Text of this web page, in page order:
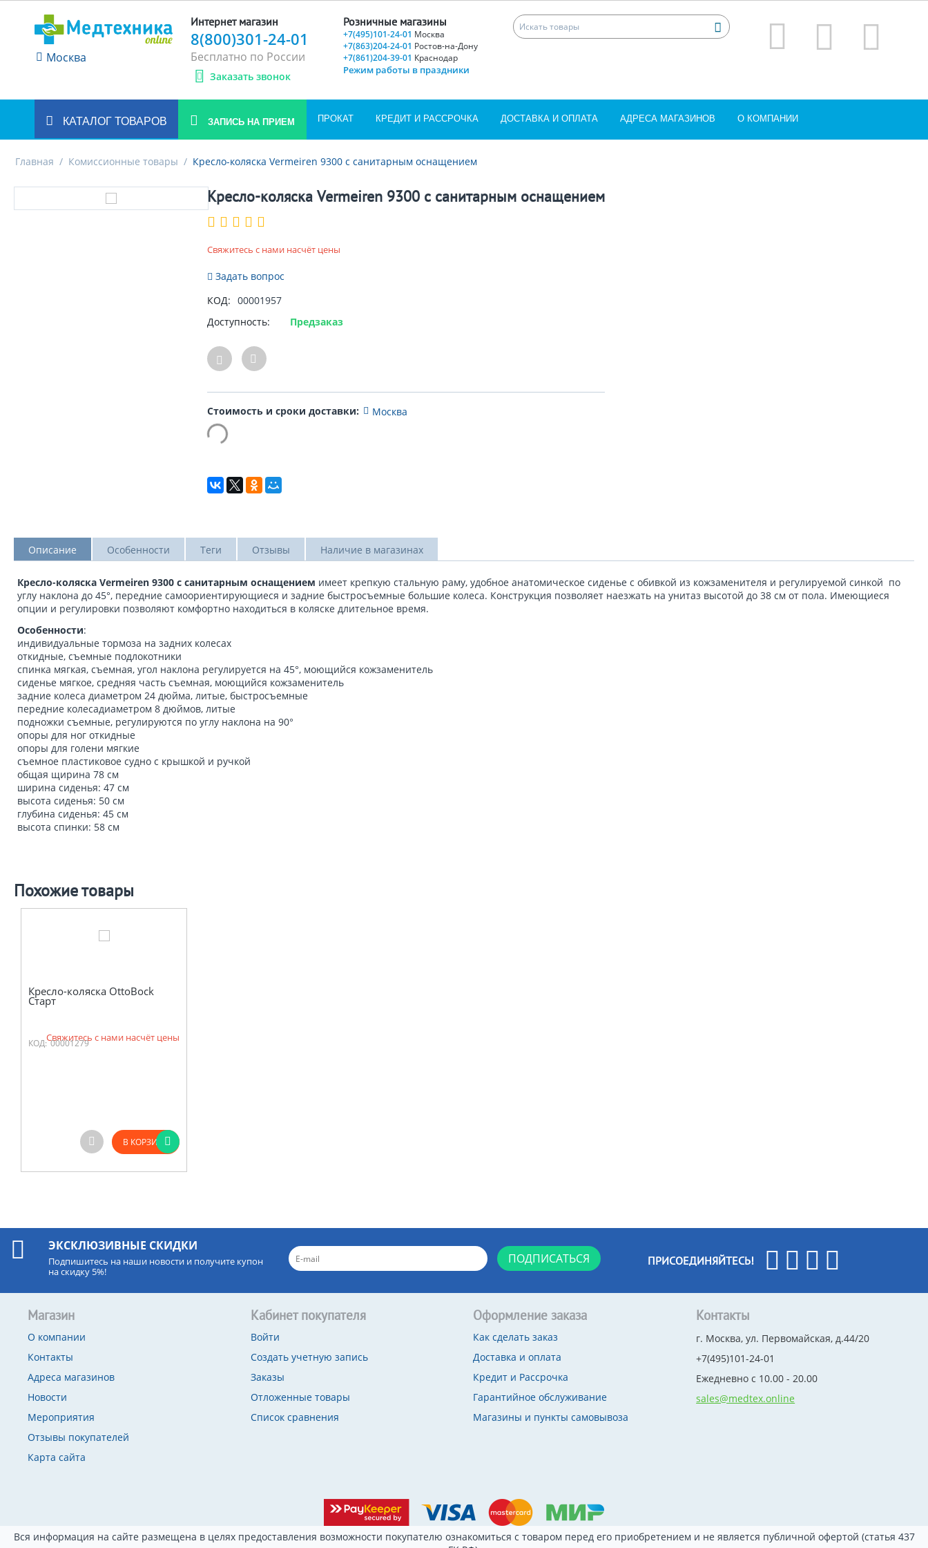
Москва
Интернет магазин
8(800)301-24-01
Бесплатно по России
Заказать звонок
Розничные магазины
+7(495)101-24-01 Москва
+7(863)204-24-01 Ростов-на-Дону
+7(861)204-39-01 Краснодар
Режим работы в праздники
КАТАЛОГ ТОВАРОВ ЗАПИСЬ НА ПРИЕМ ПРОКАТ КРЕДИТ И РАССРОЧКА ДОСТАВКА И ОПЛАТА АДРЕСА МАГАЗИНОВ О КОМПАНИИ
Главная / Комиссионные товары / Кресло-коляска Vermeiren 9300 с санитарным оснащением
Кресло-коляска Vermeiren 9300 с санитарным оснащением
Свяжитесь с нами насчёт цены
Задать вопрос
КОД: 00001957
Доступность:
Предзаказ
Стоимость и сроки доставки: Москва
Описание Особенности Теги Отзывы Наличие в магазинах
Кресло-коляска Vermeiren 9300 с санитарным оснащением имеет крепкую стальную раму, удобное анатомическое сиденье с обивкой из кожзаменителя и регулируемой синкой по
углу наклона до 45°, передние самоориентирующиеся и задние быстросъемные большие колеса. Конструкция позволяет наезжать на унитаз высотой до 38 см от пола. Имеющиеся
опции и регулировки позволяют комфортно находиться в коляске длительное время.
Особенности:
индивидуальные тормоза на задних колесах
откидные, съемные подлокотники
спинка мягкая, съемная, угол наклона регулируется на 45°, моющийся кожзаменитель
сиденье мягкое, средняя часть съемная, моющийся кожзаменитель
задние колеса диаметром 24 дюйма, литые, быстросъемные
передние колесадиаметром 8 дюймов, литые
подножки съемные, регулируются по углу наклона на 90°
опоры для ног откидные
опоры для голени мягкие
съемное пластиковое судно с крышкой и ручкой
общая щирина 78 см
ширина сиденья: 47 см
высота сиденья: 50 см
глубина сиденья: 45 см
высота спинки: 58 см
Похожие товары
Кресло-коляска OttoBock
Старт
КОД: 00001279
Свяжитесь с нами насчёт цены
В КОРЗИНУ
ЭКСКЛЮЗИВНЫЕ СКИДКИ
Подпишитесь на наши новости и получите купон
на скидку 5%!
ПОДПИСАТЬСЯ ПРИСОЕДИНЯЙТЕСЬ!
Магазин
О компании
Контакты
Адреса магазинов
Новости
Мероприятия
Отзывы покупателей
Карта сайта
Кабинет покупателя
Войти
Создать учетную запись
Заказы
Отложенные товары
Список сравнения
Оформление заказа
Как сделать заказ
Доставка и оплата
Кредит и Рассрочка
Гарантийное обслуживание
Магазины и пункты самовывоза
Контакты
г. Москва, ул. Первомайская, д.44/20
+7(495)101-24-01
Ежедневно с 10.00 - 20.00
sales@medtex.online
Вся информация на сайте размещена в целях предоставления возможности покупателю ознакомиться с товаром перед его приобретением и не является публичной офертой (статья 437